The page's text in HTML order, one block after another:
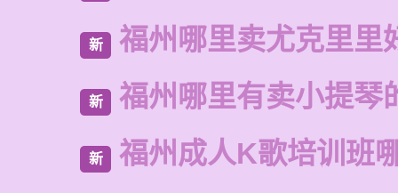
新 福州哪里卖尤克里里
新 福州哪里有卖小提琴
新 福州成人K歌培训班